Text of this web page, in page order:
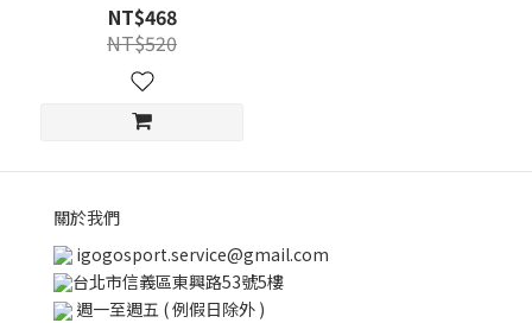
NT$468
NT$520
關於我們
igogosport.service@gmail.com
台北市信義區東興路53號5樓
週一至週五 ( 例假日除外 )